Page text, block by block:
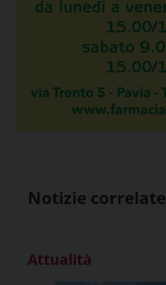
Notizie correlate
Attualità